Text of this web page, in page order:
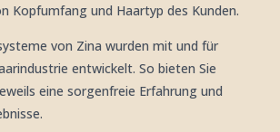
Kopfumfang und Haartyp des Kunden.
von Zina wurden mit und für
entwickelt. So bieten Sie
eine sorgenfreie Erfahrung und